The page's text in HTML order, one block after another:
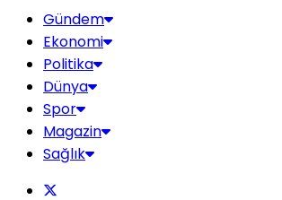
Gündem
Ekonomi
Politika
Dünya
Spor
Magazin
Sağlık